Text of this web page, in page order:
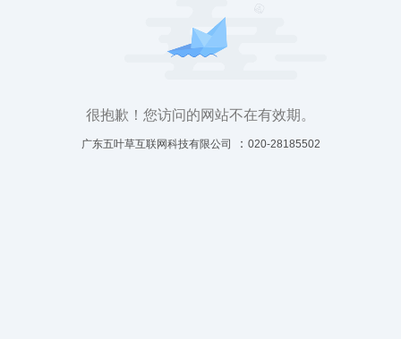
很抱歉！您访问的网站不在有效期。
广东五叶草互联网科技有限公司 ： 020-28185502